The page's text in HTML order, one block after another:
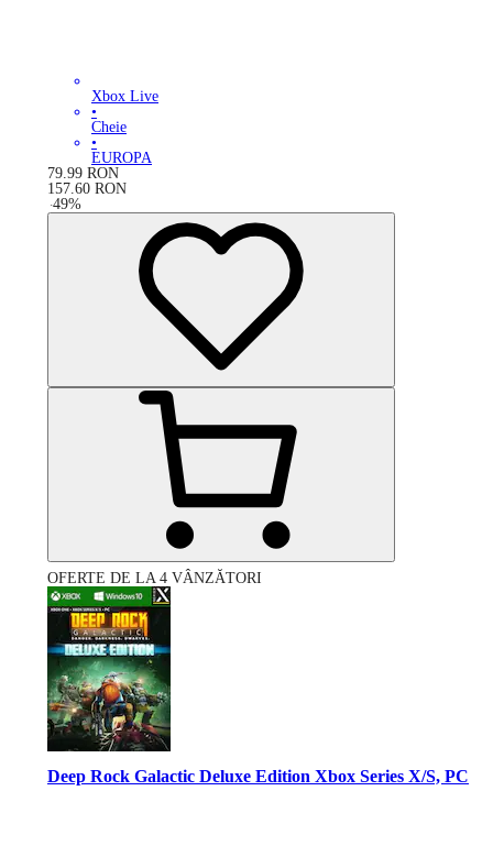
Xbox Live
•
Cheie
•
EUROPA
79.99 RON
157.60 RON
-49%
OFERTE DE LA 4 VÂNZĂTORI
Deep Rock Galactic Deluxe Edition Xbox Series X/S, PC